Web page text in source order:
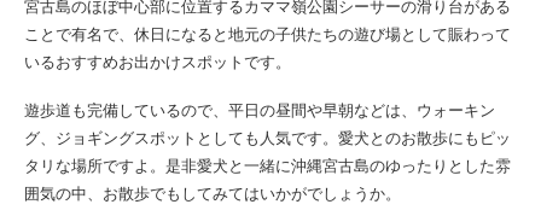
宮古島のほぼ中心部に位置するカママ嶺公園シーサーの滑り台がある
ことで有名で、休日になると地元の子供たちの遊び場として賑わって
いるおすすめお出かけスポットです。
遊歩道も完備しているので、平日の昼間や早朝などは、ウォーキン
グ、ジョギングスポットとしても人気です。愛犬とのお散歩にもピッ
タリな場所ですよ。是非愛犬と一緒に沖縄宮古島のゆったりとした雰
囲気の中、お散歩でもしてみてはいかがでしょうか。